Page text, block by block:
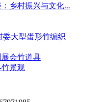
乡村振兴与文化...
委大型蛋形竹编织
会竹道具
景观